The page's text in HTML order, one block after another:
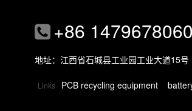
+86
地址：江西省石城县工业园工业大道15号
Links PCB recycling equipment